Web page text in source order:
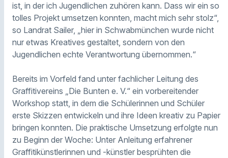
ist, in der ich Jugendlichen zuhören kann. Dass wir ein so
tolles Projekt umsetzen konnten, macht mich sehr stolz“,
so Landrat Sailer, „hier in Schwabmünchen wurde nicht
nur etwas Kreatives gestaltet, sondern von den
Jugendlichen echte Verantwortung übernommen.“
Bereits im Vorfeld fand unter fachlicher Leitung des
Graffitivereins „Die Bunten e. V.“ ein vorbereitender
Workshop statt, in dem die Schülerinnen und Schüler
erste Skizzen entwickeln und ihre Ideen kreativ zu Papier
bringen konnten. Die praktische Umsetzung erfolgte nun
zu Beginn der Woche: Unter Anleitung erfahrener
Graffitikünstlerinnen und -künstler besprühten die